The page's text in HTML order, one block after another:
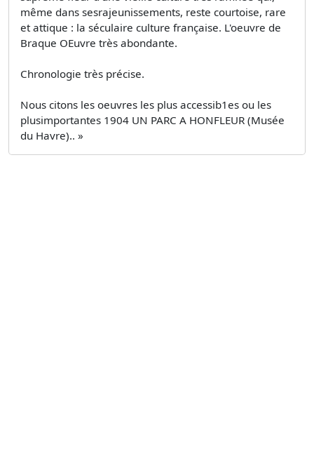
même dans sesrajeunissements, reste courtoise, rare
et attique : la séculaire culture française. L'oeuvre de
Braque OEuvre très abondante.
Chronologie très précise.
Nous citons les oeuvres les plus accessib1es ou les
plusimportantes 1904 UN PARC A HONFLEUR (Musée
du Havre).. »